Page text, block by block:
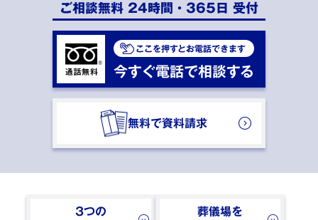
ご相談無料 24時間・365日 受付
ここを押すとお電話できます
今すぐ電話で相談する
無料で資料請求
3つの
葬儀場を